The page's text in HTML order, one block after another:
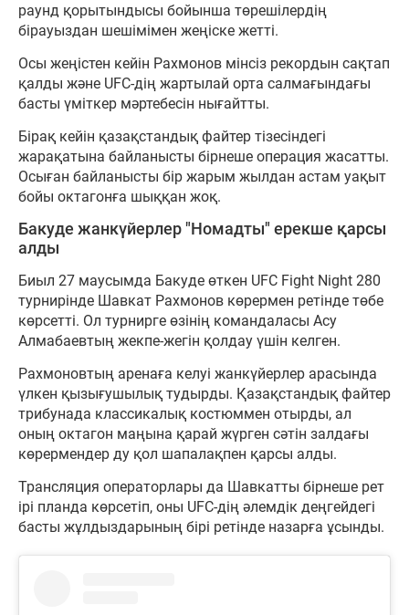
раунд қорытындысы бойынша төрешілердің
бірауыздан шешімімен жеңіске жетті.
Осы жеңістен кейін Рахмонов мінсіз рекордын сақтап
қалды және UFC-дің жартылай орта салмағындағы
басты үміткер мәртебесін нығайтты.
Бірақ кейін қазақстандық файтер тізесіндегі
жарақатына байланысты бірнеше операция жасатты.
Осыған байланысты бір жарым жылдан астам уақыт
бойы октагонға шыққан жоқ.
Бакуде жанкүйерлер "Номадты" ерекше қарсы
алды
Биыл 27 маусымда Бакуде өткен UFC Fight Night 280
турнирінде Шавкат Рахмонов көрермен ретінде төбе
көрсетті. Ол турнирге өзінің командаласы Асу
Алмабаевтың жекпе-жегін қолдау үшін келген.
Рахмоновтың аренаға келуі жанкүйерлер арасында
үлкен қызығушылық тудырды. Қазақстандық файтер
трибунада классикалық костюммен отырды, ал
оның октагон маңына қарай жүрген сәтін залдағы
көрермендер ду қол шапалақпен қарсы алды.
Трансляция операторлары да Шавкатты бірнеше рет
ірі планда көрсетіп, оны UFC-дің әлемдік деңгейдегі
басты жұлдыздарының бірі ретінде назарға ұсынды.